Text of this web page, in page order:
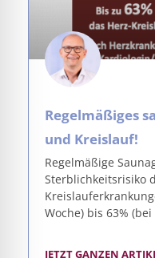
Regelmäßiges
und Kreislauf!
Regelmäßige
Sterblichkeitsrisiko
Woche) bis 63%
JETZT GANZEN